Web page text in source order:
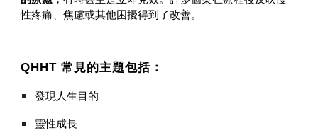
性疼痛、焦慮或其他困擾得到了改善。
QHHT 常見的主題包括：
發現人生目的
靈性成長